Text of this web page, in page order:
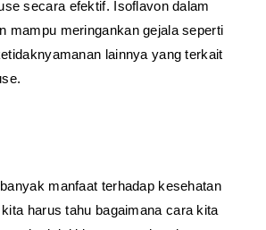
secara efektif. Isoflavon dalam
mampu meringankan gejala seperti
lainnya yang terkait
manfaat terhadap kesehatan
harus tahu bagaimana cara kita